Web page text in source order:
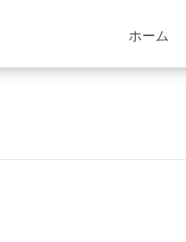
ホーム